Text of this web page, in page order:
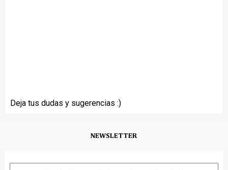
Deja tus dudas y sugerencias :)
NEWSLETTER